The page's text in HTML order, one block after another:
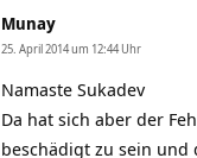
Munay
25. April 2014 um 12:44 Uhr
Namaste Sukadev
Da hat sich aber der
beschädigt zu sein